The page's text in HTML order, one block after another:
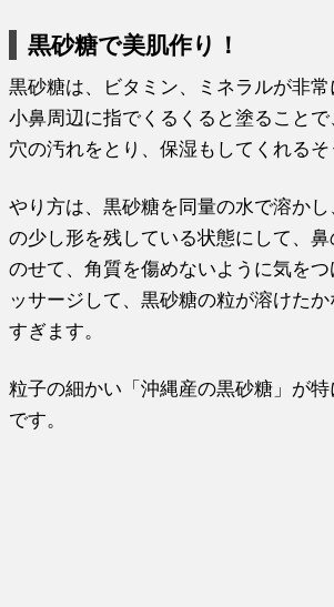
黒砂糖で美肌作り！
黒砂糖は、ビタミン、ミネラルが非常
小鼻周辺に指でくるくると塗ること
穴の汚れをとり、保湿もしてくれるそ
やり方は、黒砂糖を同量の水で溶か
の少し形を残している状態にして、
のせて、角質を傷めないように気を
ッサージして、黒砂糖の粒が溶けた
すぎます。
粒子の細かい「沖縄産の黒砂糖」が
です。